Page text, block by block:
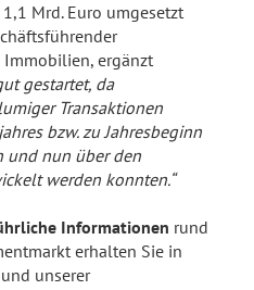
Mrd. Euro umgesetzt
Immobilien, ergänzt
gestartet, da
Transaktionen
bzw. zu Jahresbeginn
und nun über den
werden konnten.“
Informationen rund
erhalten Sie in
und unserer